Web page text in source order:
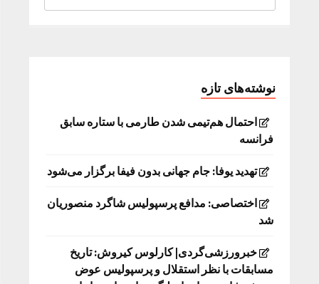
نوشته‌های تازه
احتمال هم‌تیمی شدن طارمی با ستاره سابق
فرانسه
تهدید یوفا: جام جهانی بدون فیفا برگزار می‌شود
اختصاصی: مدافع پرسپولیس شاگرد منصوریان
شد
خبرورزشی‌گردی| کارلوس کیروش: تاریخ
مسابقات با نظر استقلال و پرسپولیس عوض